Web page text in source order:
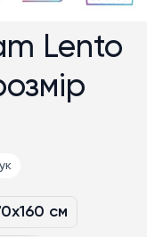
Lento
см